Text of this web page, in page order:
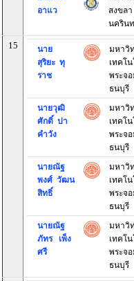
อาแว
สงขลา
นคริน
15
นาย
สุริยะ ทุ
ราช
มหาวิ
เทคโน
พระจอ
ธนบุรี
นายวุฒิ
ศักดิ์ ปา
คำวัง
มหาวิ
เทคโน
พระจอ
ธนบุรี
นายณัฐ
พงศ์ วัฒน
สิทธิ์
มหาวิ
เทคโน
พระจอ
ธนบุรี
นายณัฐ
ภัทร เพ็ง
ศรี
มหาวิ
เทคโน
พระจอ
ธนบุรี